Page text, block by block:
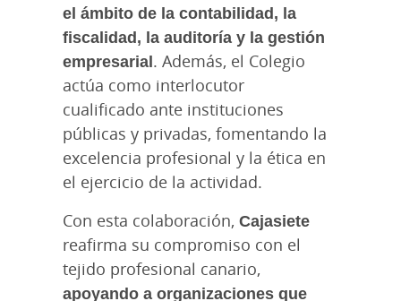
el ámbito de la contabilidad, la
fiscalidad, la auditoría y la gestión
empresarial. Además, el Colegio
actúa como interlocutor
cualificado ante instituciones
públicas y privadas, fomentando la
excelencia profesional y la ética en
el ejercicio de la actividad.
Con esta colaboración, Cajasiete
reafirma su compromiso con el
tejido profesional canario,
apoyando a organizaciones que